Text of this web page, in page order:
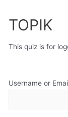
content
TOPIK
This quiz is for
Username or